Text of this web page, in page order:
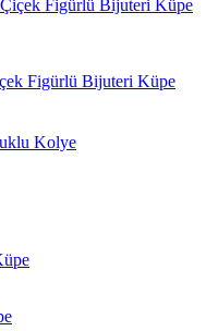
Figürlü Bijuteri Küpe